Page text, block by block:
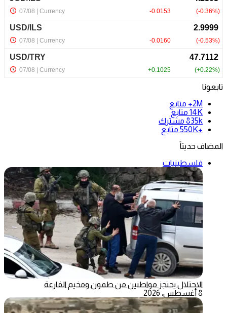
تابعونا
2M+
متابع
14K متابع
835k مشترك
+550K
متابع
المضاف حديثاً
فلسطينيات
الاحتلال يحتجز مواطنين من طمون ومخيم الفارعة
8 أغسطس، 2026